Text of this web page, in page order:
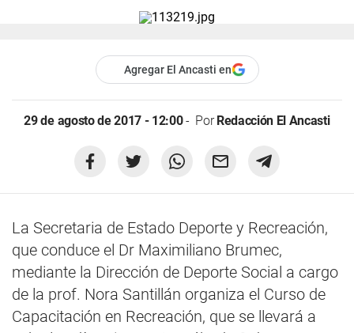
Agregar El Ancasti en
29 de agosto de 2017 - 12:00 PorRedacción El Ancasti
La Secretaria de Estado Deporte y Recreación,
que conduce el Dr Maximiliano Brumec,
mediante la Dirección de Deporte Social a cargo
de la prof. Nora Santillán organiza el Curso de
Capacitación en Recreación, que se llevará a